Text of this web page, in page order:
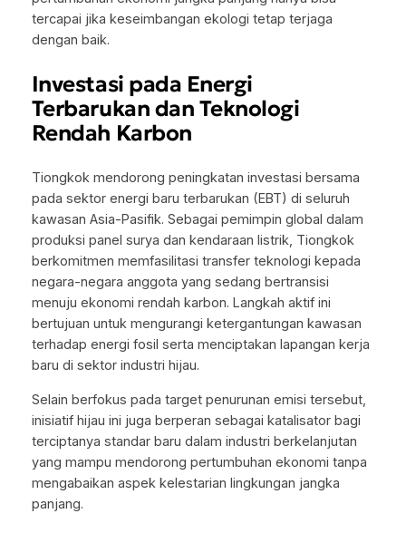
tercapai jika keseimbangan ekologi tetap terjaga
dengan baik.
Investasi pada Energi
Terbarukan dan Teknologi
Rendah Karbon
Tiongkok mendorong peningkatan investasi bersama
pada sektor energi baru terbarukan (EBT) di seluruh
kawasan Asia-Pasifik. Sebagai pemimpin global dalam
produksi panel surya dan kendaraan listrik, Tiongkok
berkomitmen memfasilitasi transfer teknologi kepada
negara-negara anggota yang sedang bertransisi
menuju ekonomi rendah karbon. Langkah aktif ini
bertujuan untuk mengurangi ketergantungan kawasan
terhadap energi fosil serta menciptakan lapangan kerja
baru di sektor industri hijau.
Selain berfokus pada target penurunan emisi tersebut,
inisiatif hijau ini juga berperan sebagai katalisator bagi
terciptanya standar baru dalam industri berkelanjutan
yang mampu mendorong pertumbuhan ekonomi tanpa
mengabaikan aspek kelestarian lingkungan jangka
panjang.